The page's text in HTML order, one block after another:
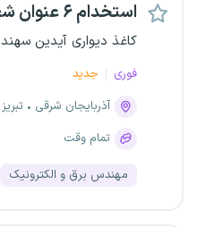
استخدام ۶ عنوان شغلی
کاغذ دیواری آیدین سهند
فوری
جدید
آذربایجان شرقی
تبریز
تمام وقت
مهندس برق و الکترونیک